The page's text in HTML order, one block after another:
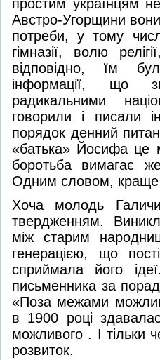
простим українцям
Австро-Угорщини
потреби, у тому
гімназії, волю
відповідно, їм
інформації, що
радикальними
говорили і писали
порядок денний
«батька» Йосифа це
боротьба вимагає
Одним словом, краще
Хоча молодь
твердженням.
між старим
генерацією, що
сприймала його
письменника за
«Поза межами
в 1900 році
можливого . І тільки
розвиток.